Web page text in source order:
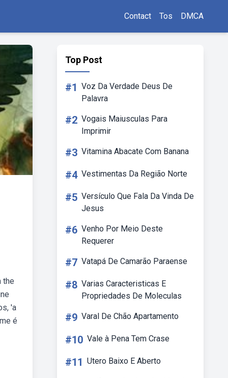
Contact Tos DMCA
the
'a
é
Top Post
#1 Voz Da Verdade Deus De
Palavra
#2 Vogais Maiusculas Para
Imprimir
#3 Vitamina Abacate Com Banana
#4 Vestimentas Da Região Norte
#5 Versículo Que Fala Da Vinda De
Jesus
#6 Venho Por Meio Deste
Requerer
#7 Vatapá De Camarão Paraense
#8 Varias Caracteristicas E
Propriedades De Moleculas
#9 Varal De Chão Apartamento
#10 Vale à Pena Tem Crase
#11 Utero Baixo E Aberto